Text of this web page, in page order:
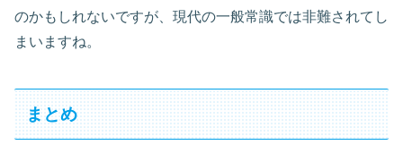
のかもしれないですが、現代の一般常識では非難されてし
まいますね。
まとめ